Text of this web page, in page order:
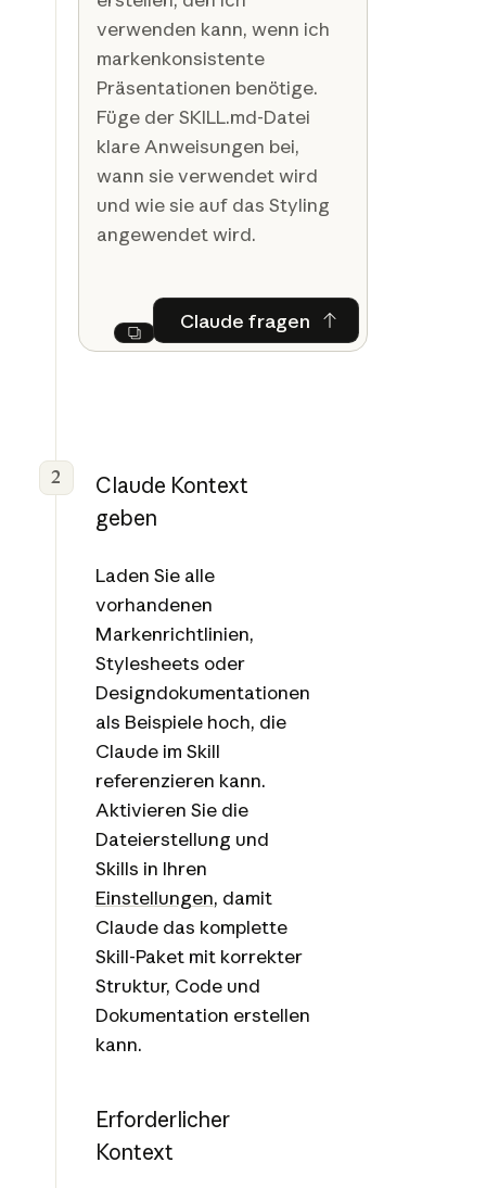
verwenden kann, wenn ich
markenkonsistente
Präsentationen benötige.
Füge der SKILL.md-Datei
klare Anweisungen bei,
wann sie verwendet wird
und wie sie auf das Styling
angewendet wird.
Next
Claude fragenClaude fragen
2
Claude Kontext
geben
Laden Sie alle
vorhandenen
Markenrichtlinien,
Stylesheets oder
Designdokumentationen
als Beispiele hoch, die
Claude im Skill
referenzieren kann.
Aktivieren Sie die
Dateierstellung und
Skills in Ihren
Einstellungen, damit
Claude das komplette
Skill-Paket mit korrekter
Struktur, Code und
Dokumentation erstellen
kann.
Erforderlicher
Kontext